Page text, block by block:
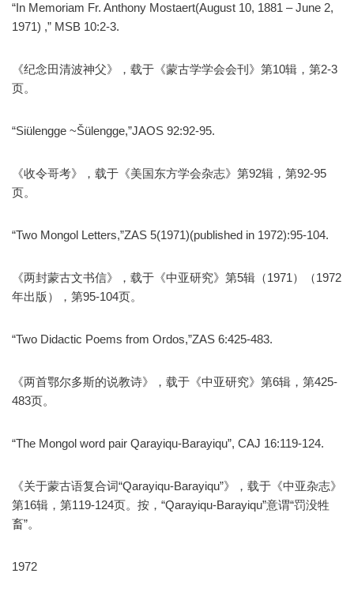
“In Memoriam Fr. Anthony Mostaert(August 10, 1881 – June 2,
1971) ,” MSB 10:2-3.
《纪念田清波神父》，载于《蒙古学学会会刊》第10辑，第2-3
页。
“Siülengge ~Šülengge,”JAOS 92:92-95.
《收令哥考》，载于《美国东方学会杂志》第92辑，第92-95
页。
“Two Mongol Letters,”ZAS 5(1971)(published in 1972):95-104.
《两封蒙古文书信》，载于《中亚研究》第5辑（1971）（1972
年出版），第95-104页。
“Two Didactic Poems from Ordos,”ZAS 6:425-483.
《两首鄂尔多斯的说教诗》，载于《中亚研究》第6辑，第425-
483页。
“The Mongol word pair Qarayiqu-Barayiqu”, CAJ 16:119-124.
《关于蒙古语复合词“Qarayiqu-Barayiqu”》，载于《中亚杂志》
第16辑，第119-124页。按，“Qarayiqu-Barayiqu”意谓“罚没牲
畜”。
1972